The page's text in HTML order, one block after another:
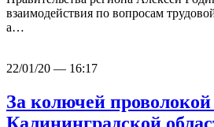
взаимодействия по вопросам
а…
22/01/20 — 16:17
За колючей
Калининградской